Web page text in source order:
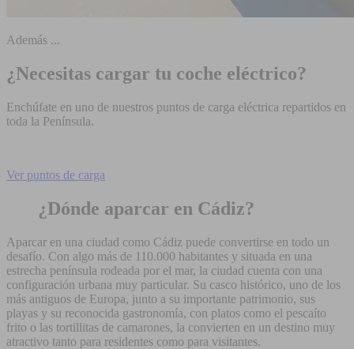
Además ...
¿Necesitas cargar tu coche eléctrico?
Enchúfate en uno de nuestros puntos de carga eléctrica repartidos en
toda la Península.
Ver puntos de carga
¿Dónde aparcar en Cádiz?
Aparcar en una ciudad como Cádiz puede convertirse en todo un
desafío. Con algo más de 110.000 habitantes y situada en una
estrecha península rodeada por el mar, la ciudad cuenta con una
configuración urbana muy particular. Su casco histórico, uno de los
más antiguos de Europa, junto a su importante patrimonio, sus
playas y su reconocida gastronomía, con platos como el pescaíto
frito o las tortillitas de camarones, la convierten en un destino muy
atractivo tanto para residentes como para visitantes.